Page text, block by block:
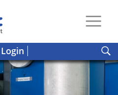
Login